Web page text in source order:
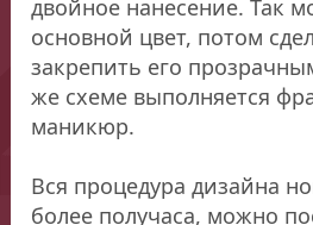
двойное нанесение. Так
основной цвет, потом
закрепить его
же схеме выполняется
маникюр.
Вся процедура дизайна
более получаса, можно